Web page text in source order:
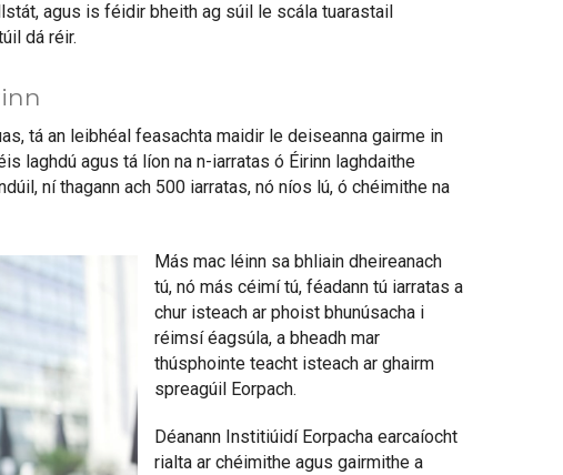
agus is féidir bheith ag súil le scála tuarastail
dá réir.
tá an leibhéal feasachta maidir le deiseanna gairme in
laghdú agus tá líon na n-iarratas ó Éirinn laghdaithe
ní thagann ach 500 iarratas, nó níos lú, ó chéimithe na
Más mac léinn sa bhliain dheireanach
tú, nó más céimí tú, féadann tú iarratas a
chur isteach ar phoist bhunúsacha i
réimsí éagsúla, a bheadh mar
thúsphointe teacht isteach ar ghairm
spreagúil Eorpach.
Déanann Institiúidí Eorpacha earcaíocht
rialta ar chéimithe agus gairmithe a